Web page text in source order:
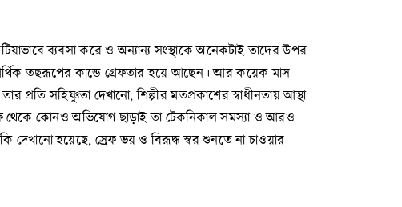
ব্যবসা করে ও অন্যান্য সংস্থাকে অনেকটাই তাদের উপর
তছরূপের কান্ডে গ্রেফতার হয়ে আছেন। আর কয়েক মাস
প্রতি সহিষ্ণুতা দেখানো, শিল্পীর মতপ্রকাশের স্বাধীনতায় আস্থা
থেকে কোনও অভিযোগ ছাড়াই তা টেকনিকাল সমস্যা ও আরও
দেখানো হয়েছে, স্রেফ ভয় ও বিরূদ্ধ স্বর শুনতে না চাওয়ার